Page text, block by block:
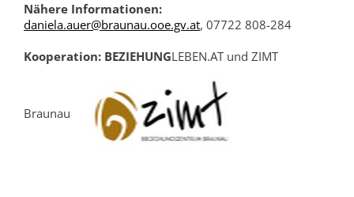
Nähere Informationen:
daniela.auer@braunau.ooe.gv.at, 07722 808-284
Kooperation: BEZIEHUNGLEBEN.AT und ZIMT
Braunau